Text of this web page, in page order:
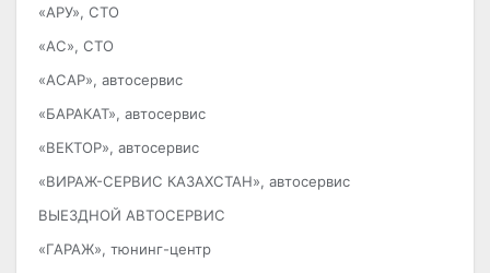
«АРУ», СТО
«АС», СТО
«АСАР», автосервис
«БАРАКАТ», автосервис
«ВЕКТОР», автосервис
«ВИРАЖ-СЕРВИС КАЗАХСТАН», автосервис
ВЫЕЗДНОЙ АВТОСЕРВИС
«ГАРАЖ», тюнинг-центр